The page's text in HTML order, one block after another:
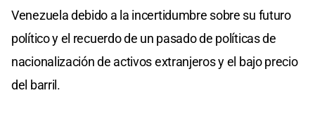
Venezuela debido a la incertidumbre sobre su futuro
político y el recuerdo de un pasado de políticas de
nacionalización de activos extranjeros y el bajo precio
del barril.